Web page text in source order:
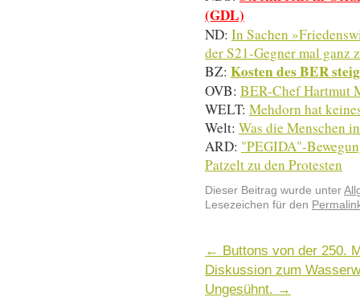
(GDL)
ND: In Sachen
der S21-Gegner mal ganz
BZ: Kosten des BER
OVB: BER-Chef Hartmut
WELT: Mehdorn hat
Welt: Was die Menschen
ARD: "PEGIDA"-
Patzelt zu den Protesten
Dieser Beitrag wurde unter
Lesezeichen für den
← Buttons von der 250.
Diskussion zum
Ungesühnt. →